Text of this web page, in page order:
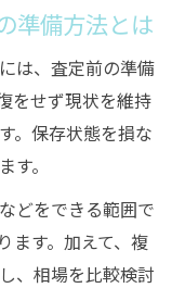
準備方法とは
は、査定前の準備
をせず現状を維持
。保存状態を損な
。
どをできる範囲で
ます。加えて、複
、相場を比較検討